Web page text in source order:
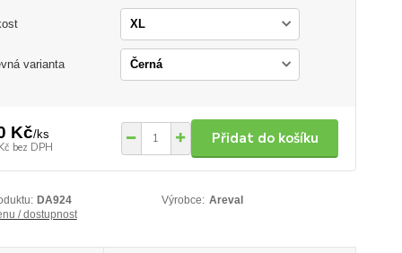
varianta
Kč/ks
bez DPH
Přidat do košíku
DA924 Výrobce: Areval
/ dostupnost